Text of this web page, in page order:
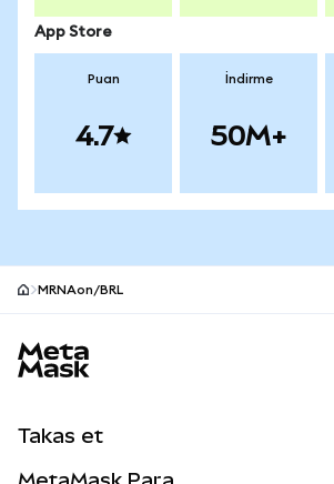
App Store
Puan
4.7
İndirme
50M+
MRNAon/BRL
Takas et